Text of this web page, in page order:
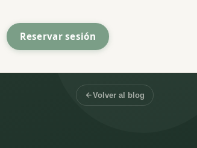
Reservar sesión
Volver al blog